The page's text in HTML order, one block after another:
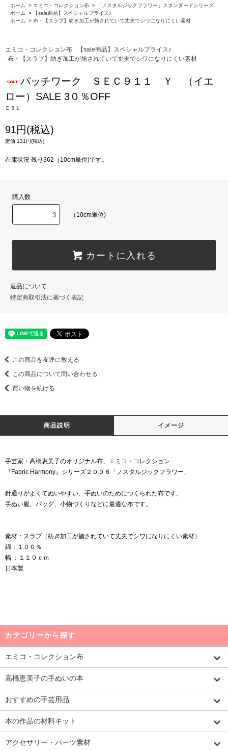
ホーム > エミコ・コレクション布 >
「ノスタルジックフラワー」スタンダードシリーズ
ホーム
>
【sale商品】スペシャルプライス♪
ホーム
> 布・【スラブ】紡ぎ加工が施されていて丈夫でシワになりにくい素材
エミコ・コレクション布
【sale商品】スペシャルプライス♪
布・【スラブ】紡ぎ加工が施されていて丈夫でシワになりにくい素材
パッチワーク ＳＥＣ９１１ Ｙ （イエ
ロー）SALE 3０％OFF
Ｅ５１
91円(税込)
定価 131円(税込)
在庫状況 残り362（10cm単位)です。
購入数
（10cm単位)
カートに入れる
返品について
特定商取引法に基づく表記
この商品を友達に教える
この商品について問い合わせる
買い物を続ける
商品説明 イメージ
手芸家・高橋恵美子のオリジナル布、エミコ・コレクション
『Fabric Harmony』シリーズ２００８「ノスタルジックフラワー」
針通りがよくてぬいやすい、手ぬいのためにつくられた布です。
手ぬい服、バッグ、小物づくりなどに最適な布です。
素材：スラブ（紡ぎ加工が施されていて丈夫でシワになりにくい素材）
綿：１００％
幅 ：１１０ｃｍ
日本製
カテゴリーから探す
エミコ・コレクション布
高橋恵美子の手ぬいの本
おすすめの手芸用品
本の作品の材料キット
アクセサリー・パーツ素材